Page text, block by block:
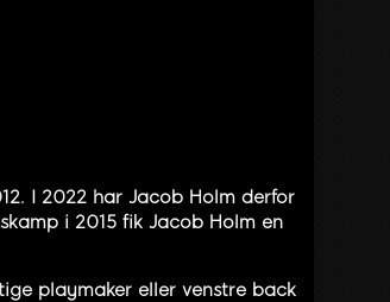
I 2022 har Jacob Holm derfor
i 2015 fik Jacob Holm en
playmaker eller venstre back